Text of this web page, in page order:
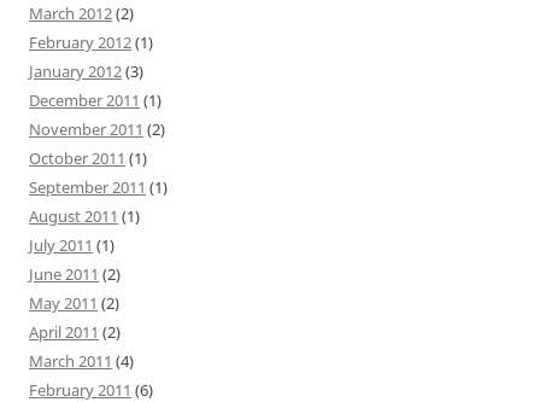
March 2012(2)
February 2012(1)
January 2012(3)
December 2011 (1)
November 2011 (2)
October 2011 (1)
September 2011 (1)
August 2011 (1)
July 2011 (1)
June 2011 (2)
May 2011 (2)
April 2011 (2)
March 2011 (4)
February 2011 (6)